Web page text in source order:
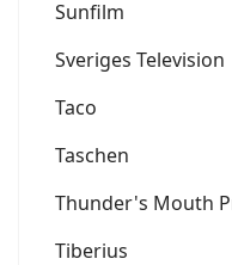
Sunfilm
Sveriges Television
Taco
Taschen
Thunder's Mouth
Tiberius